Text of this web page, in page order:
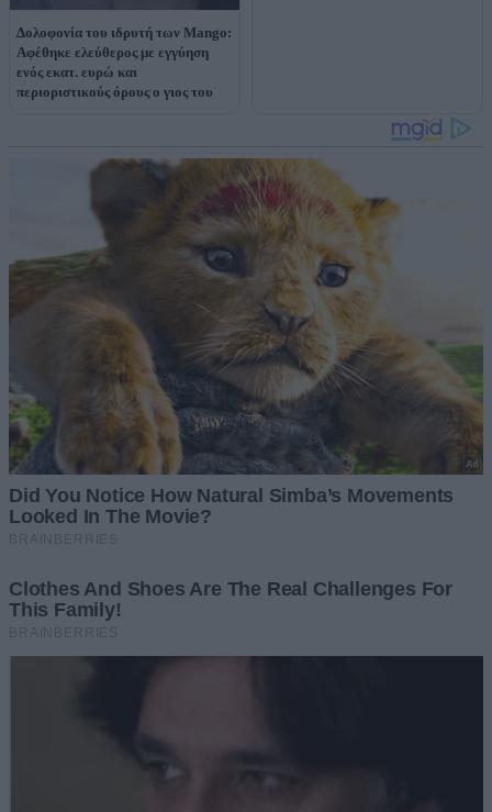
Δολοφονία του ιδρυτή των Mango:
Αφέθηκε ελεύθερος με εγγύηση
ενός εκατ. ευρώ και
περιοριστικούς όρους ο γιος του